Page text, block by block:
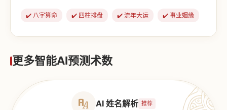
✔️ 八字算命 ✔️ 四柱排盘 ✔️ 流年大运 ✔️ 事业姻缘
更多智能AI预测术数
AI 姓名解析 推荐